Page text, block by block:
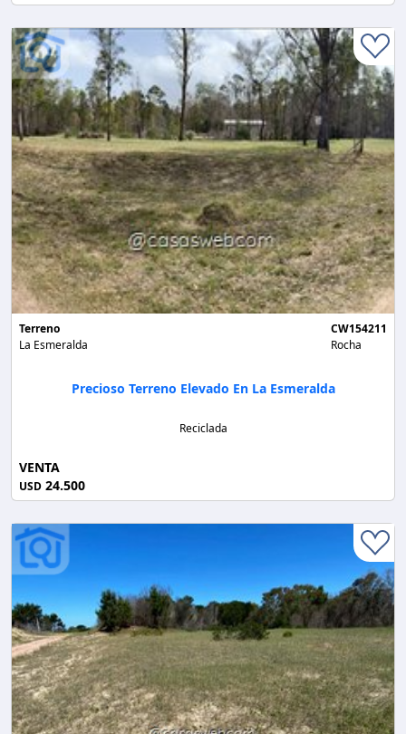
Terreno
La Esmeralda
CW154211
Rocha
Precioso Terreno Elevado En La Esmeralda
Reciclada
VENTA
USD 24.500